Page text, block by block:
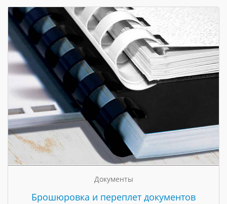
Документы
Брошюровка и переплет документов